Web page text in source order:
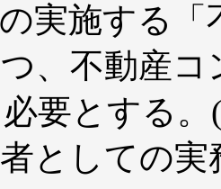
施する「
、不動産
要とする
としての